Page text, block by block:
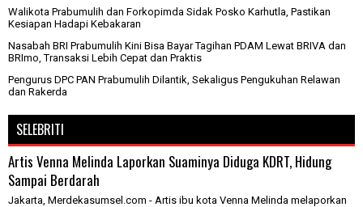
Walikota Prabumulih dan Forkopimda Sidak Posko Karhutla, Pastikan
Kesiapan Hadapi Kebakaran
Nasabah BRI Prabumulih Kini Bisa Bayar Tagihan PDAM Lewat BRIVA dan
BRImo, Transaksi Lebih Cepat dan Praktis
Pengurus DPC PAN Prabumulih Dilantik, Sekaligus Pengukuhan Relawan
dan Rakerda
SELEBRITI
Artis Venna Melinda Laporkan Suaminya Diduga KDRT, Hidung
Sampai Berdarah
Jakarta, Merdekasumsel.com - Artis ibu kota Venna Melinda melaporkan